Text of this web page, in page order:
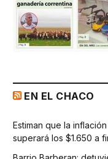
EN EL CHACO
Estiman que la
superará los $1.650 a